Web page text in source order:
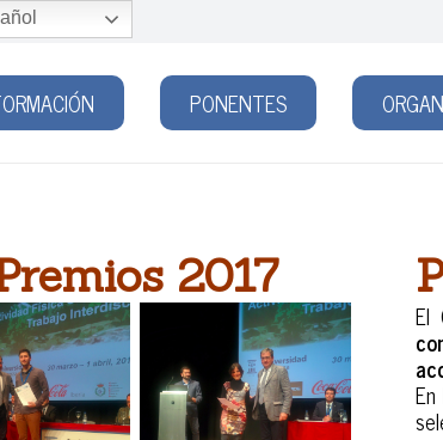
PONENTES
2017
El